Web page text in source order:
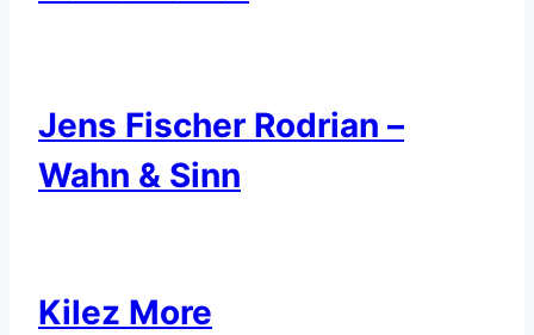
Jens Fischer Rodrian –
Wahn & Sinn
Kilez More